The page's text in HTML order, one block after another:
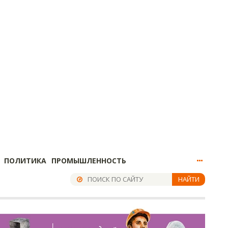
ПОЛИТИКА ПРОМЫШЛЕННОСТЬ
НАЙТИ